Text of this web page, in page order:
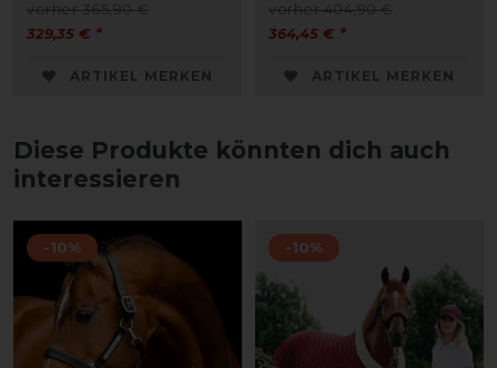
vorher 365,90 €
329,35 € *
ARTIKEL MERKEN
vorher 404,90 €
364,45 € *
ARTIKEL MERKEN
Diese Produkte könnten dich auch
interessieren
-10% -10%